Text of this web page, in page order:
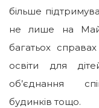
більше
не лише на
багатьох
освіти для
об’єднання
будинків тощо.